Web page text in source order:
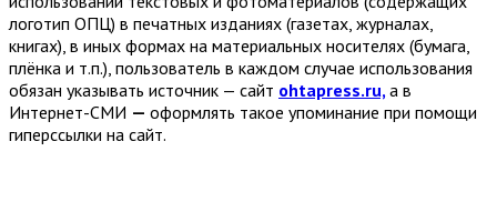
логотип ОПЦ) в печатных изданиях (газетах, журналах,
книгах), в иных формах на материальных носителях (бумага,
плёнка и т.п.), пользователь в каждом случае использования
обязан указывать источник — сайт ohtapress.ru, а в
Интернет-СМИ — оформлять такое упоминание при помощи
гиперссылки на сайт.